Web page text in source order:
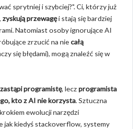
sprytniej i szybciej?". Ci, którzy już
zyskują przewagęi stają się bardziej
Natomiast osoby ignorujące AI
zrzucić na niecałą
się błędami), mogą znaleźć się w
programistę, lecz programista
kto z AI nie korzysta. Sztuczna
ewolucji narzędzi
jak kiedyś stackoverflow, systemy